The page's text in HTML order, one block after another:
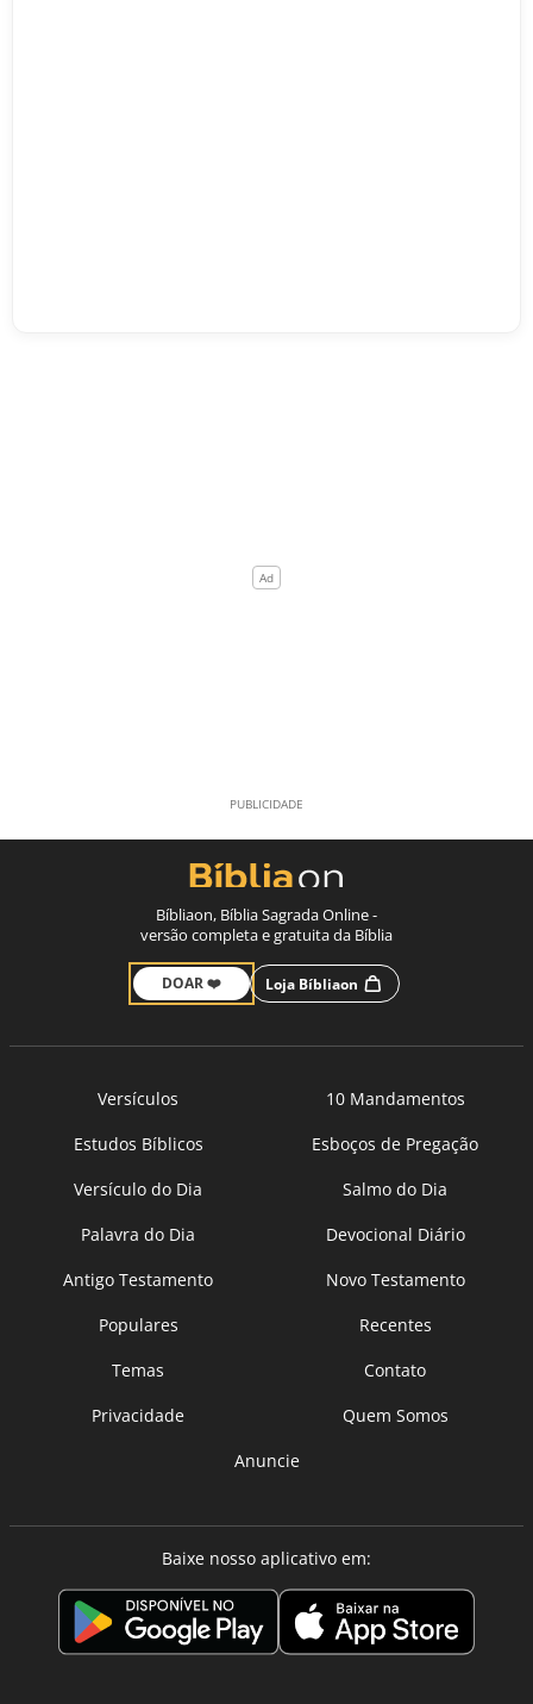
Bíbliaon, Bíblia Sagrada Online -
versão completa e gratuita da Bíblia
DOAR ❤️ Loja Bíbliaon
Versículos
10 Mandamentos
Estudos Bíblicos
Esboços de Pregação
Versículo do Dia
Salmo do Dia
Palavra do Dia
Devocional Diário
Antigo Testamento
Novo Testamento
Populares
Recentes
Temas
Contato
Privacidade
Quem Somos
Anuncie
Baixe nosso aplicativo em: